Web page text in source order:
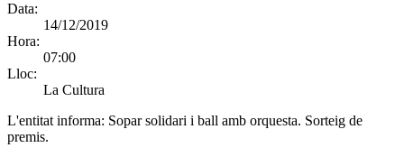
Data:
14/12/2019
Hora:
07:00
Lloc:
La Cultura
L'entitat informa: Sopar solidari i ball amb orquesta. Sorteig de
premis.